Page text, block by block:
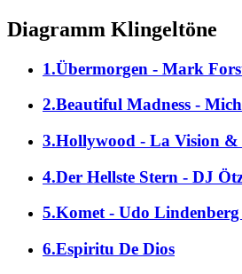
Diagramm Klingeltöne
1.Übermorgen - Mark
2.Beautiful Madness -
3.Hollywood - La Vision &
4.Der Hellste Stern - DJ
5.Komet - Udo
6.Espiritu De Dios